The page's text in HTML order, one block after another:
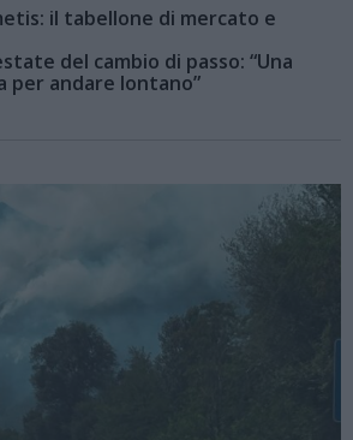
il tabellone di mercato e
del cambio di passo: “Una
per andare lontano”